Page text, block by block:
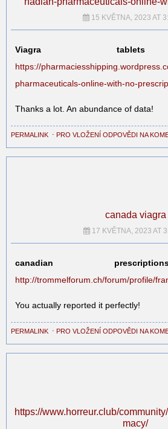
15 KVĚTNA, 2023 AT
Viagra tablets
https://
pharmaceuticals-online-with-no-
Thanks a lot. An abundance of data!
PERMALINK ⋅ PRO VLOŽENÍ ODPOVĚDI NA
canada viagra
17 KVĚTNA, 2023 AT
canadian
http://trommelforum.ch/forum/profile/
You actually reported it perfectly!
PERMALINK ⋅ PRO VLOŽENÍ ODPOVĚDI NA
https://www.horreur.club/
macy/